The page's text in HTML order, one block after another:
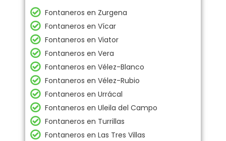
Fontaneros en Zurgena
Fontaneros en Vícar
Fontaneros en Viator
Fontaneros en Vera
Fontaneros en Vélez-Blanco
Fontaneros en Vélez-Rubio
Fontaneros en Urrácal
Fontaneros en Uleila del Campo
Fontaneros en Turrillas
Fontaneros en Las Tres Villas